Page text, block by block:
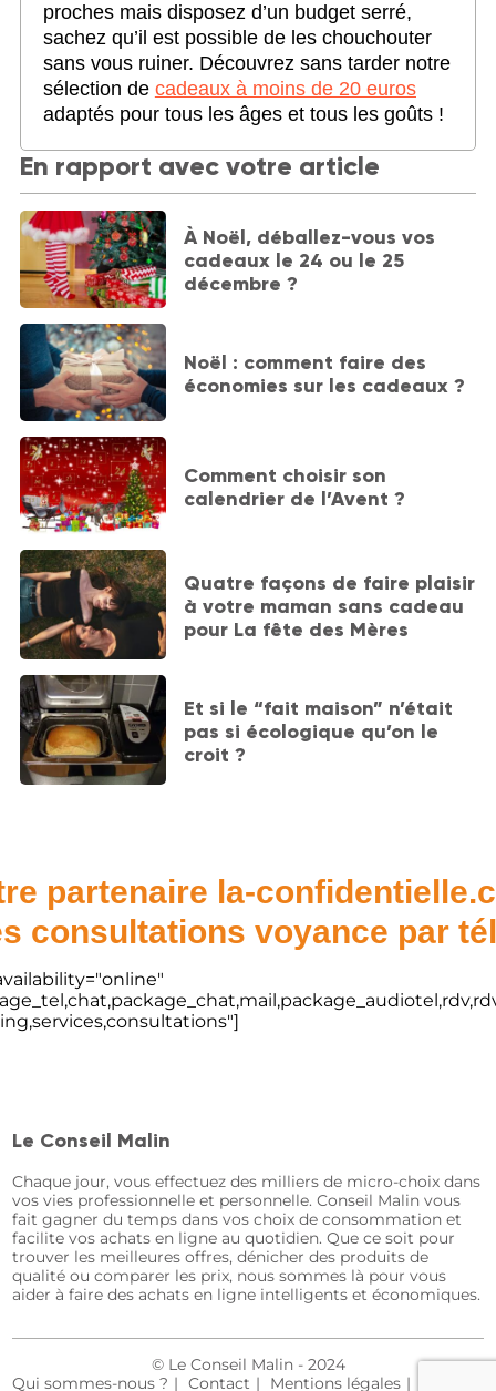
proches mais disposez d’un budget serré,
sachez qu’il est possible de les chouchouter
sans vous ruiner. Découvrez sans tarder notre
sélection de cadeaux à moins de 20 euros
adaptés pour tous les âges et tous les goûts !
En rapport avec votre article
À Noël, déballez-vous vos
cadeaux le 24 ou le 25
décembre ?
Noël : comment faire des
économies sur les cadeaux ?
Comment choisir son
calendrier de l’Avent ?
Quatre façons de faire plaisir
à votre maman sans cadeau
pour La fête des Mères
Et si le “fait maison” n’était
pas si écologique qu’on le
croit ?
partenaire la-
consultations voyance par
Le Conseil Malin
Chaque jour, vous effectuez des milliers de micro-choix dans
vos vies professionnelle et personnelle. Conseil Malin vous
fait gagner du temps dans vos choix de consommation et
facilite vos achats en ligne au quotidien. Que ce soit pour
trouver les meilleures offres, dénicher des produits de
qualité ou comparer les prix, nous sommes là pour vous
aider à faire des achats en ligne intelligents et économiques.
© Le Conseil Malin - 2024
Qui sommes-nous ?
Contact Mentions légales